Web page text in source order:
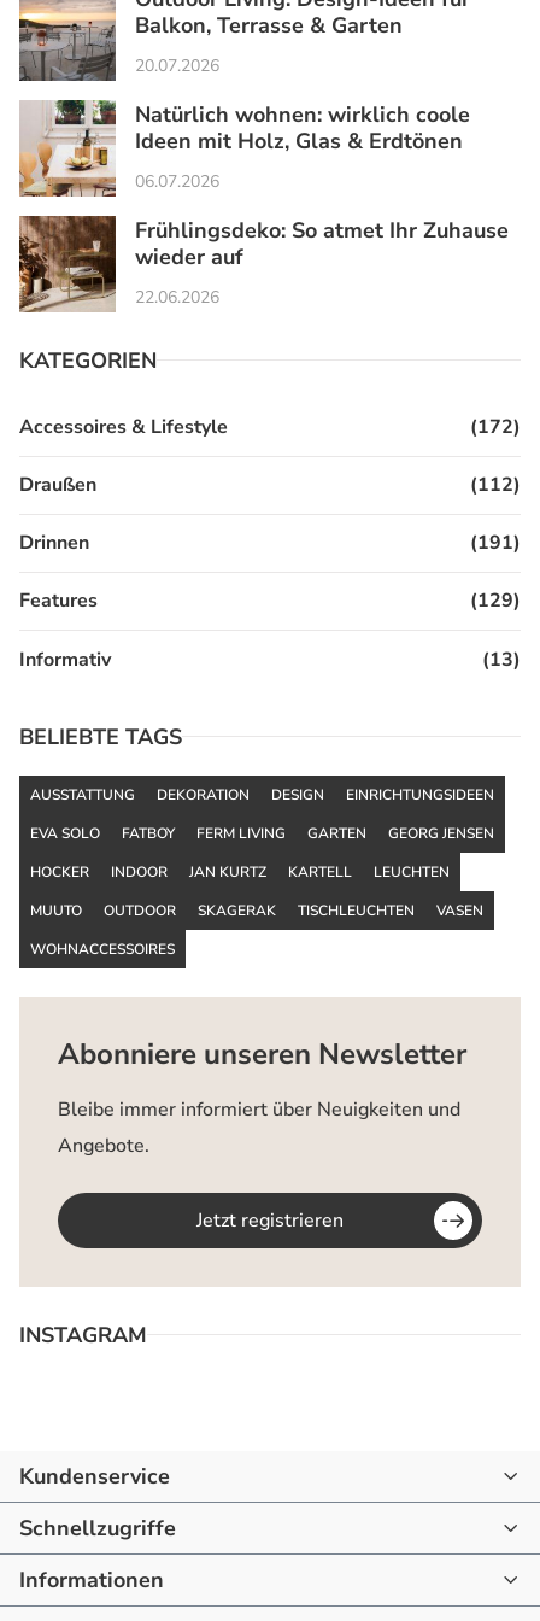
Balkon, Terrasse & Garten
20.07.2026
Natürlich wohnen: wirklich coole
Ideen mit Holz, Glas & Erdtönen
06.07.2026
Frühlingsdeko: So atmet Ihr Zuhause
wieder auf
22.06.2026
KATEGORIEN
Accessoires & Lifestyle (172)
Draußen (112)
Drinnen (191)
Features (129)
Informativ (13)
BELIEBTE TAGS
AUSSTATTUNG DEKORATION DESIGN
EINRICHTUNGSIDEEN
EVA SOLO
FATBOY FERM LIVING GARTEN
GEORG JENSEN
HOCKER
INDOOR JAN KURTZ KARTELL
LEUCHTEN
MUUTO
OUTDOOR SKAGERAK TISCHLEUCHTEN
VASEN
WOHNACCESSOIRES
Abonniere unseren Newsletter
Bleibe immer informiert über Neuigkeiten und
Angebote.
Jetzt registrieren
INSTAGRAM
Kundenservice
07144 - 866190
mail@raum-blick.de
Montag - Freitag
Schnellzugriffe
Startseite
Informationen